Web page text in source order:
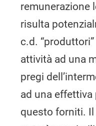
remunerazione
risulta
c.d.
attività ad una
pregi
ad una effettiva
questo forniti. Il